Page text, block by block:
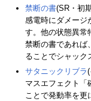
禁断の書(SR・初
感電時にダメージ
す。他の状態異常
禁断の書であれば
ることでシャック
サタニックリブラ
マスエフェクト「
ことで発動率を更